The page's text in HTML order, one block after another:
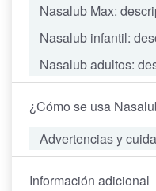
Nasalub Max:
Nasalub infantil:
Nasalub adultos:
¿Cómo se usa
Advertencias y
Información adicional